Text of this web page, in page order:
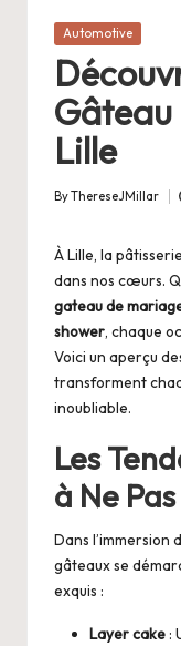
Posted
Automotive
Gâteau
Lille
Posted
ByThereseJMillar
À Lille, la
dans nos cœurs.
gateau de
shower, chaque
Voici un aperçu
transforment
inoubliable.
Les
à Ne
Dans l’immersion
gâteaux se
exquis :
Layer cake :